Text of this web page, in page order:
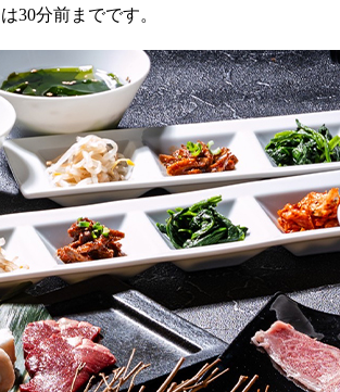
30分前までです。